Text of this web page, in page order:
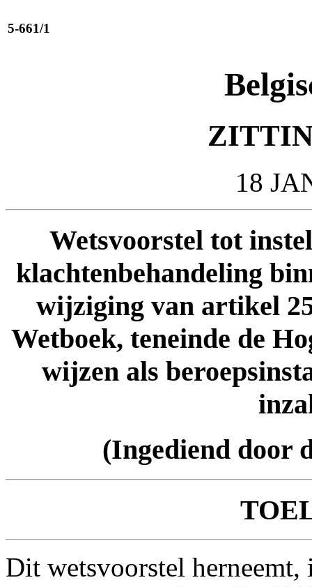
5-661/1
18
Wetsvoorstel tot
klachtenbehandeling
wijziging van artikel
Wetboek, teneinde de
wijzen als
(Ingediend door
Dit wetsvoorstel herneemt,